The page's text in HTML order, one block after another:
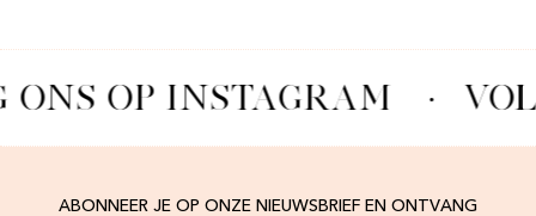
ONS OP INSTAGRAM ·
ABONNEER JE OP ONZE NIEUWSBRIEF EN ONTVANG